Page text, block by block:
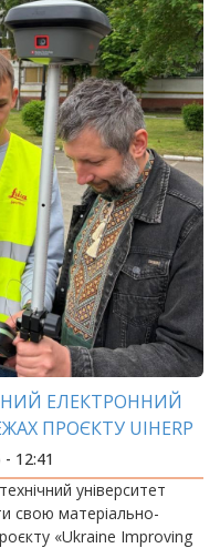
ЕЛЕКТРОННИЙ
ПРОЄКТУ UIHERP
12:41
університет
свою матеріально-
«Ukraine Improving